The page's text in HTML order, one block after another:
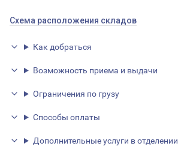
Схема расположения складов
Как добраться
Возможность приема и выдачи
Ограничения по грузу
Способы оплаты
Дополнительные услуги в отделении